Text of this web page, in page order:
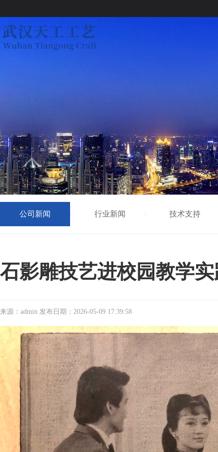
公司新闻 行业新闻 技术支持
石影雕技艺进校园教学
来源：admin 发布日期：2026-05-09 17:39:58